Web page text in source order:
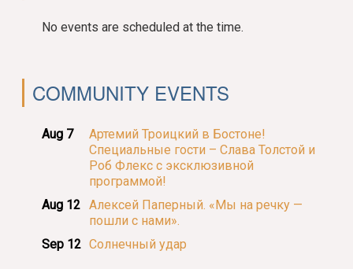
No events are scheduled at the time.
COMMUNITY EVENTS
Aug 7
Артемий Троицкий в Бостоне!
Специальные гости – Слава Толстой и
Роб Флекс с эксклюзивной
программой!
Aug 12 Алексей Паперный. «Мы на речку —
пошли с нами».
Sep 12 Солнечный удар